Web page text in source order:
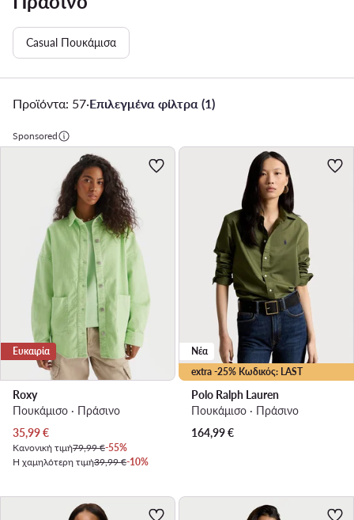
Casual Πουκάμισα
Προϊόντα: 57·Επιλεγμένα φίλτρα (1)
Sponsored
Ευκαιρία
Roxy
Πουκάμισο · Πράσινο
Τρέχουσα τιμή
35,99€
Κανονική τιμή79,99 €-55%
Η χαμηλότερη τιμή39,99 €-10%
extra -25% Κωδικός: LAST
Νέα
Polo Ralph Lauren
Πουκάμισο · Πράσινο
164,99€